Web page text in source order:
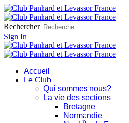
Rechercher
Sign In
Accueil
Le Club
Qui sommes nous?
La vie des sections
Bretagne
Normandie